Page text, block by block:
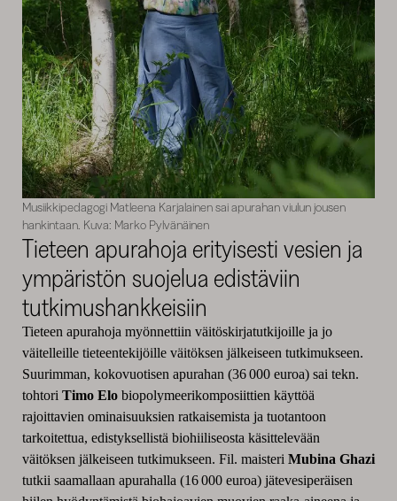
Musiikkipedagogi Matleena Karjalainen sai apurahan viulun jousen
hankintaan. Kuva: Marko Pylvänäinen
Tieteen apurahoja erityisesti vesien ja
ympäristön suojelua edistäviin
tutkimushankkeisiin
Tieteen apurahoja myönnettiin väitöskirjatutkijoille ja jo
väitelleille tieteentekijöille väitöksen jälkeiseen tutkimukseen.
Suurimman, kokovuotisen apurahan (36 000 euroa) sai tekn.
tohtori Timo Elobiopolymeerikomposiittien käyttöä
rajoittavien ominaisuuksien ratkaisemista ja tuotantoon
tarkoitettua, edistyksellistä biohiiliseosta käsittelevään
väitöksen jälkeiseen tutkimukseen. Fil. maisteri Mubina Ghazi
tutkii saamallaan apurahalla (16 000 euroa) jätevesiperäisen